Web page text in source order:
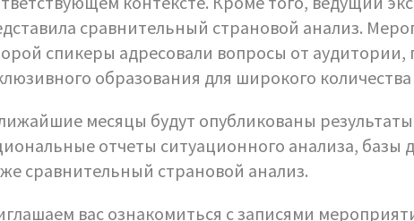
сравнительный страновой анализ.
спикеры адресовали вопросы от аудитории,
образования для широкого количества
месяцы будут опубликованы
отчеты ситуационного анализа,
сравнительный страновой анализ.
вас ознакомиться с записями